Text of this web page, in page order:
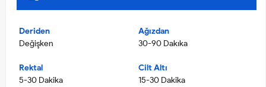
Deriden
Değişken
Ağızdan
30-90 Dakıka
Rektal
5-30 Dakika
Cilt Altı
15-30 Dakika